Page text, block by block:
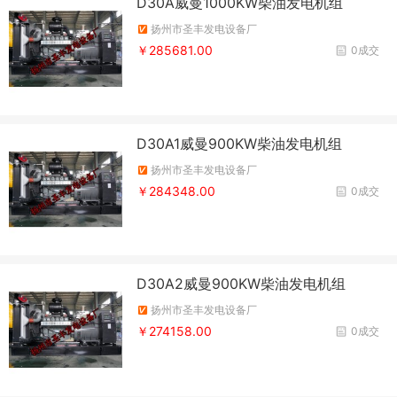
扬州市圣丰发电设备厂
0成交
￥285681.00
D30A1威曼900KW柴油发电机组
扬州市圣丰发电设备厂
0成交
￥284348.00
D30A2威曼900KW柴油发电机组
扬州市圣丰发电设备厂
0成交
￥274158.00